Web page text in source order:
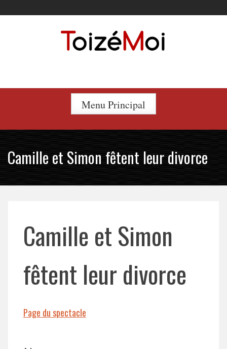
to
Menu Principal
Camille et Simon fêtent leur divorce
Camille et Simon
fêtent leur divorce
Page du spectacle